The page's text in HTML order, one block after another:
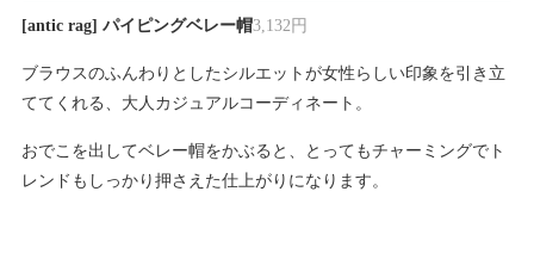
[antic rag] パイピングベレー帽3,132円
ブラウスのふんわりとしたシルエットが女性らしい印象を引き立
ててくれる、大人カジュアルコーディネート。
おでこを出してベレー帽をかぶると、とってもチャーミングでト
レンドもしっかり押さえた仕上がりになります。